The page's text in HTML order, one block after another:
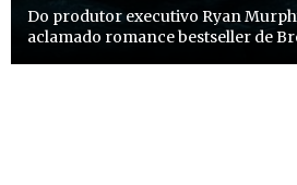
Do produtor executivo Ryan
aclamado romance bestseller de